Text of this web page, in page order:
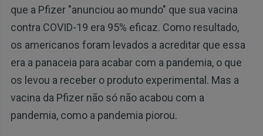
que a Pfizer "anunciou ao mundo" que sua vacina
contra COVID-19 era 95% eficaz. Como resultado,
os americanos foram levados a acreditar que essa
era a panaceia para acabar com a pandemia, o que
os levou a receber o produto experimental. Mas a
vacina da Pfizer não só não acabou com a
pandemia, como a pandemia piorou.